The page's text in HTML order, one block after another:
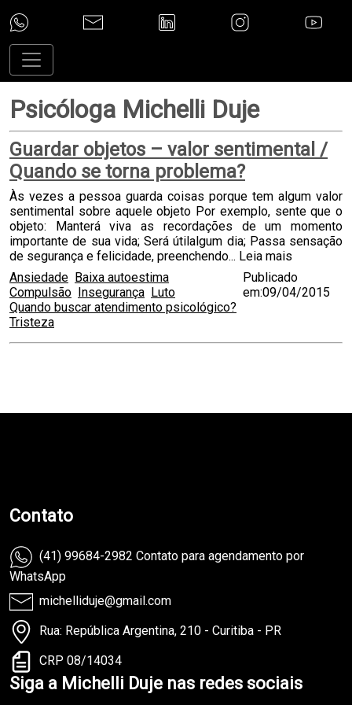
Psicóloga Michelli Duje
Guardar objetos – valor sentimental /
Quando se torna problema?
Às vezes a pessoa guarda coisas porque tem algum valor
sentimental sobre aquele objeto Por exemplo, sente que o
objeto: Manterá viva as recordações de um momento
importante de sua vida; Será útilalgum dia; Passa sensação
de segurança e felicidade, preenchendo... Leia mais
Ansiedade Baixa autoestima
Compulsão Insegurança Luto
Quando buscar atendimento psicológico?
Tristeza
Publicado
em:09/04/2015
Contato
(41) 99684-2982 Contato para agendamento por
WhatsApp
michelliduje@gmail.com
Rua: República Argentina, 210 - Curitiba - PR
CRP 08/14034
Siga a Michelli Duje nas redes sociais